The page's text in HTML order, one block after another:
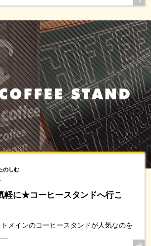
のしむ
軽に★コーヒースタンドへ行こ
メインのコーヒースタンドが人気なのを